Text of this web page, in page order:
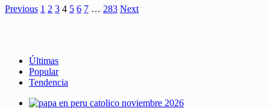
Previous 1 2 3 4 5 6 7 … 283 Next
Últimas
Popular
Tendencia